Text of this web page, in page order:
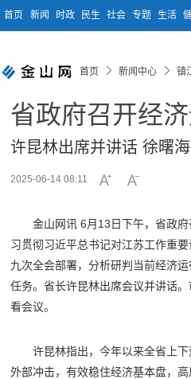
首页 新闻 时政 民生 社会 专题 生活
首页 新闻中心 镇
省政府召开经
许昆林出席并讲话 徐曙
2025-06-14 08:11
金山网讯 6月13日下午，省政
习贯彻习近平总书记对江苏工作重
九次全会部署，分析研判当前经济
任务。省长许昆林出席会议并讲话
看会议。
许昆林指出，今年以来全省上
外部冲击，有效稳住经济基本盘，